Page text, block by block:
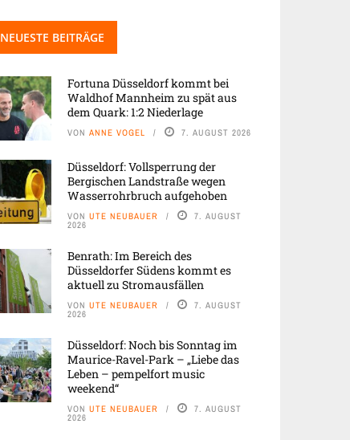
NEUESTE BEITRÄGE
Fortuna Düsseldorf kommt bei
Waldhof Mannheim zu spät aus
dem Quark: 1:2 Niederlage
VON ANNE VOGEL 7. AUGUST 2026
Düsseldorf: Vollsperrung der
Bergischen Landstraße wegen
Wasserrohrbruch aufgehoben
VON UTE NEUBAUER 7. AUGUST
2026
Benrath: Im Bereich des
Düsseldorfer Südens kommt es
aktuell zu Stromausfällen
VON UTE NEUBAUER 7. AUGUST
2026
Düsseldorf: Noch bis Sonntag im
Maurice-Ravel-Park – „Liebe das
Leben – pempelfort music
weekend“
VON UTE NEUBAUER 7. AUGUST
2026